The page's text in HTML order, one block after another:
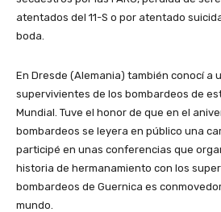
atentados del 11-S o por atentado
boda.
En Dresde (Alemania) también conocí a
supervivientes de los bombardeos de
Mundial. Tuve el honor de que en el
bombardeos se leyera en público una
participé en unas conferencias que
historia de hermanamiento con los
bombardeos de Guernica es
mundo.